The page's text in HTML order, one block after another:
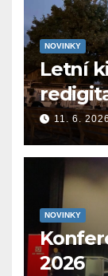
NOVINKY
Letní
11. 6.
NOVINKY
2026